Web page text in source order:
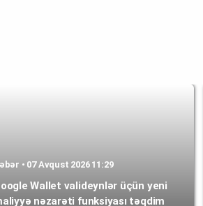
• 07 Avqust 2026 11:29
Wallet valideynlər üçün yeni
nəzarəti funksiyası təqdim